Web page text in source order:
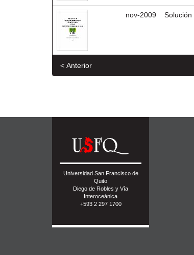
nov-2009
< Anterior
Universidad San Francisco de
Quito
Diego de Robles y Vía
Interoceánica
+593 2 297 1700